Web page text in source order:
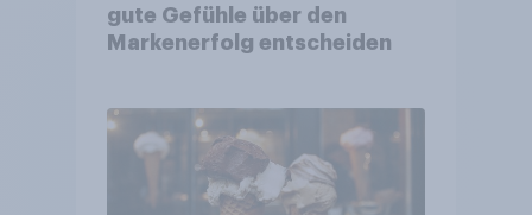
gute Gefühle über den
Markenerfolg entscheiden